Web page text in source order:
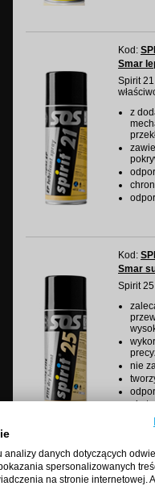
Kod:
Smar
Spirit
z
Kod:
Smar
Spirit
nie
nie
analizy danych dotyczących
spersonalizowanych
na stronie internetowej.